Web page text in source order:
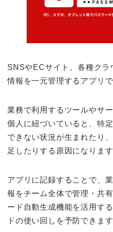
SNSやECサイト、各種クラ
情報を一元管理するアプリで
業務で利用するツールやサ
個人に紐づいていると、特
できない状況が生まれたり
足したりする原因になります
アプリに記録することで、
報をチーム全体で管理・共
ード自動生成機能を活用す
ドの使い回しを予防できます